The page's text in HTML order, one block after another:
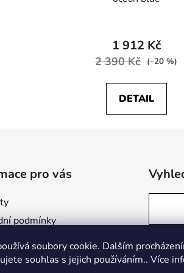
soubory cookie. Dalším
souhlas s jejich používáním.. Více
1 912 Kč
2 390 Kč (–20 %)
DETAIL
pro vás
podmínky
ochrany osobních údajů